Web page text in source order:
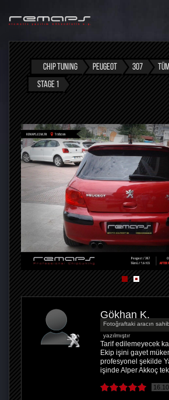
CHIP TUNING PEUGEOT 307
STAGE 1
Gökhan K.
Fotoğraftaki aracın
yazılmıştır
Tarif edilemeyecek
Ekip işini gayet
profesyonel şekilde
işinde Alper Akkoç